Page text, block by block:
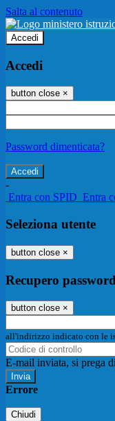
Salta al contenuto
Accedi
Accedi
button close ×
Password dimenticata?
-
Entra con SPID Entra
Seleziona utente
button close ×
Recupero password
button close ×
all'indirizzo indicato con le
E-mail inviata, si prega
Errore
Chiudi